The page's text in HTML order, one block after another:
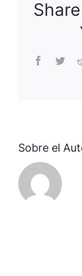
Facebook
Sobre el